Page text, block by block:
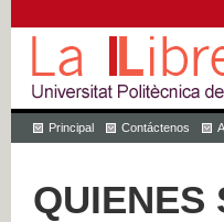
Principal Contáctenos
QUIENES